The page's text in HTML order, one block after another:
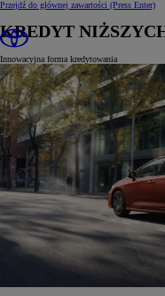
Przejdź do głównej zawartości (Press Enter)
KREDYT
Innowacyjna forma kredytowania